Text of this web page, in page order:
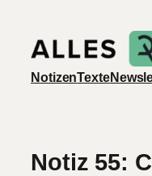
Inhalt
springen
NotizenTexte
Notiz 55: